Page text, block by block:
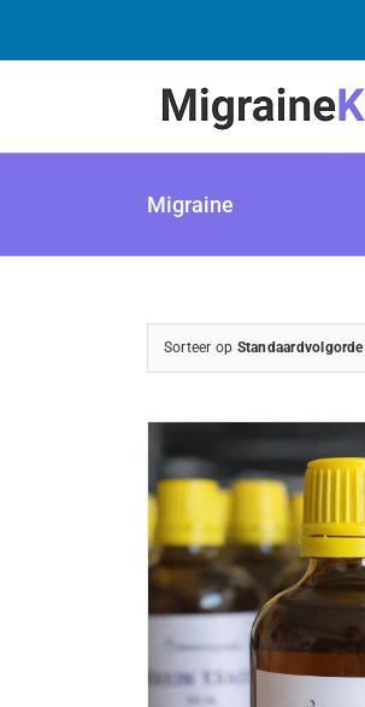
Migraine
Sorteer op Standaardvolgorde